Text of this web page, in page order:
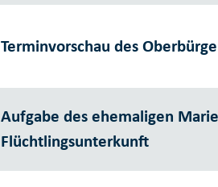
Terminvorschau des
Aufgabe des ehemaligen
Flüchtlingsunterkunft